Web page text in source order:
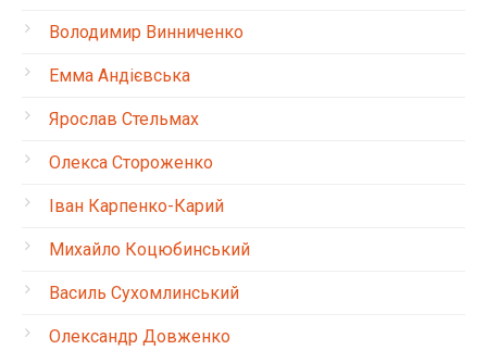
Володимир Винниченко
Емма Андієвська
Ярослав Стельмах
Олекса Стороженко
Іван Карпенко-Карий
Михайло Коцюбинський
Василь Сухомлинський
Олександр Довженко